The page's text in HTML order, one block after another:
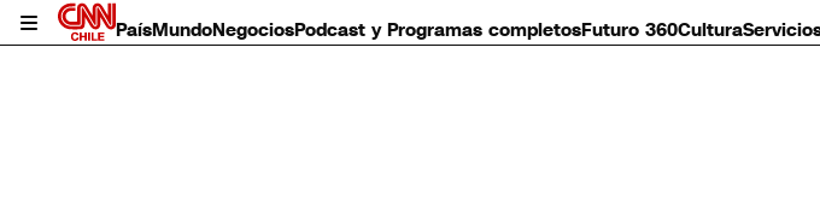
PaísMundoNegociosPodcast y Programas completosFuturo 360Cultura